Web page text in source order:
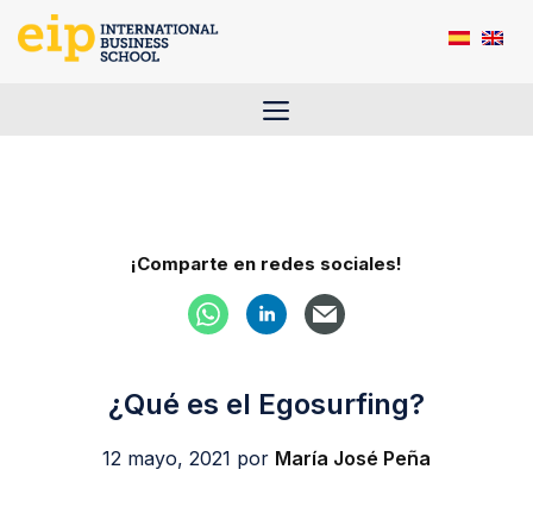
Saltar
Menú
¡Comparte en redes sociales!
¿Qué es el Egosurfing?
12 mayo, 2021 por María José Peña